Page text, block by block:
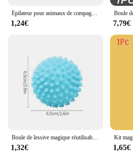
1,24€ 7,79€
1,32€ 1,65€